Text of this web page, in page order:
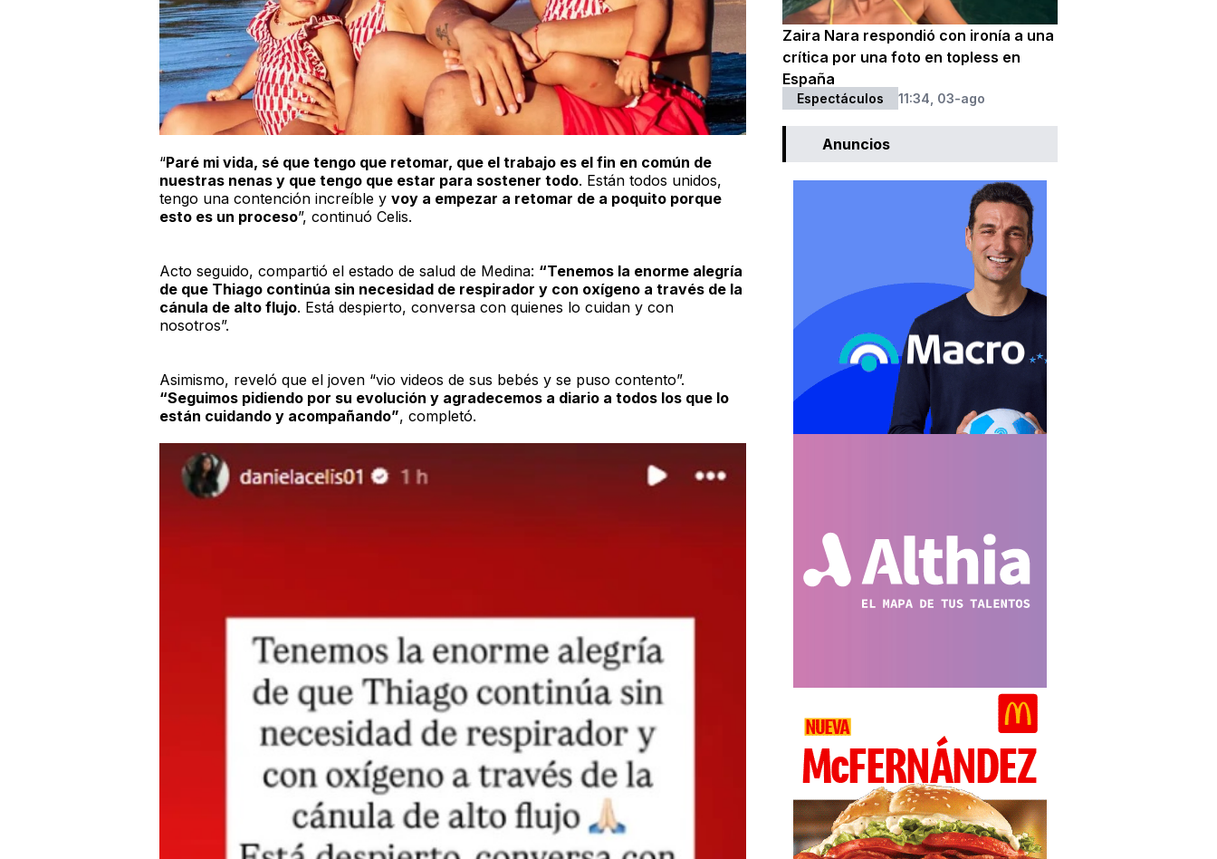
“Paré mi vida, sé que tengo que retomar, que el trabajo es el fin en común de
nuestras nenas y que tengo que estar para sostener todo. Están todos unidos,
tengo una contención increíble y voy a empezar a retomar de a poquito porque
esto es un proceso”, continuó Celis.
Acto seguido, compartió el estado de salud de Medina: “Tenemos la enorme alegría
de que Thiago continúa sin necesidad de respirador y con oxígeno a través de la
cánula de alto flujo. Está despierto, conversa con quienes lo cuidan y con
nosotros”.
Asimismo, reveló que el joven “vio videos de sus bebés y se puso contento”.
“Seguimos pidiendo por su evolución y agradecemos a diario a todos los que lo
están cuidando y acompañando”, completó.
Zaira Nara respondió con ironía a una
crítica por una foto en topless en
España
Espectáculos 11:34, 03-ago
Anuncios